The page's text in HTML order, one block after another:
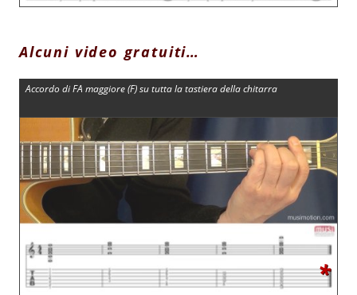
Alcuni video gratuiti…
Accordo di FA maggiore (F) su tutta la tastiera della chitarra
*